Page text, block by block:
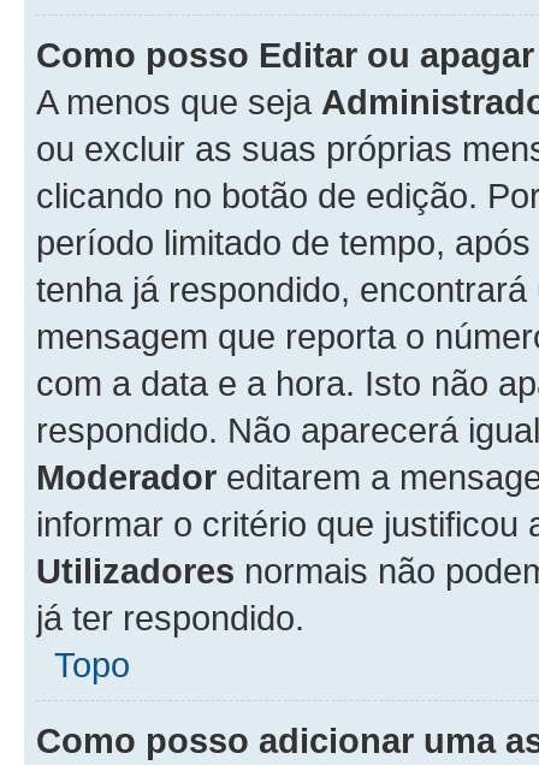
Como posso Editar ou
A menos que seja
ou excluir as suas próprias
clicando no botão de edição.
período limitado de tempo,
tenha já respondido,
mensagem que reporta o
com a data e a hora. Isto não
respondido. Não aparecerá
Moderador editarem a
informar o critério que
Utilizadores normais não
já ter respondido.
Topo
Como posso adicionar uma